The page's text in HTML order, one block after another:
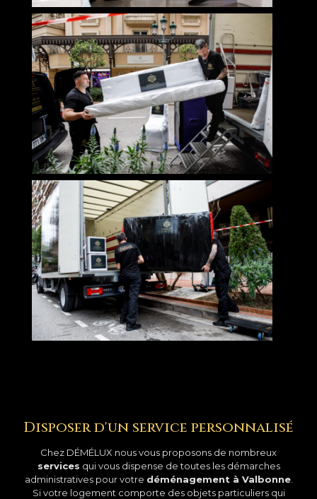
Disposer d'un service personnalisé
Chez DÉMÉLUX nous vous proposons de nombreux
services qui vous dispense de toutes les démarches
administratives pour votre déménagement à Valbonne.
Si votre logement comporte des objets particuliers qui